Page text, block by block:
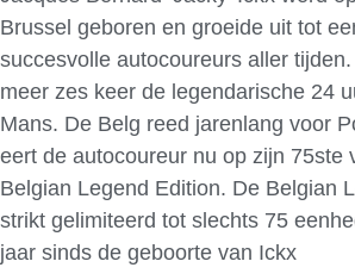
Brussel geboren en groeide uit tot
succesvolle autocoureurs aller
meer zes keer de legendarische 24
Mans. De Belg reed jarenlang voor
eert de autocoureur nu op zijn 75ste
Belgian Legend Edition. De Belgian
strikt gelimiteerd tot slechts 75
jaar sinds de geboorte van Ickx